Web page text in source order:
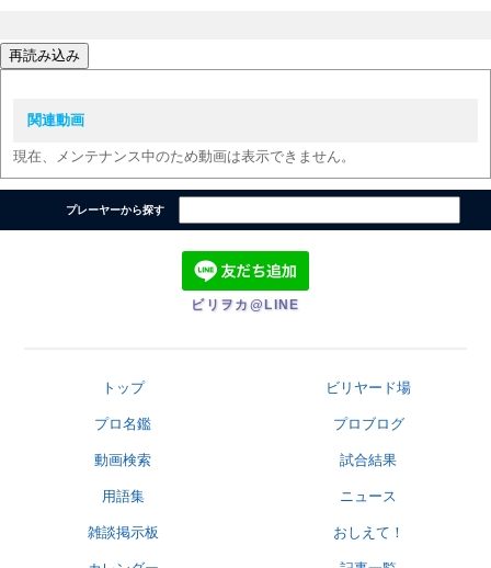
再読み込み
関連動画
現在、メンテナンス中のため動画は表示できません。
プレーヤーから探す
ビリヲカ@LINE
トップ ビリヤード場
プロ名鑑 プロブログ
動画検索 試合結果
用語集 ニュース
雑談掲示板 おしえて！